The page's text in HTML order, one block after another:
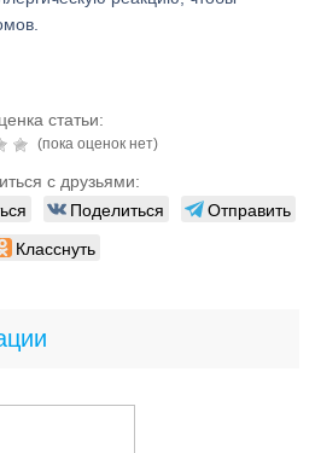
статьи:
(пока оценок нет)
с друзьями:
Поделиться
Отправить
Класснуть